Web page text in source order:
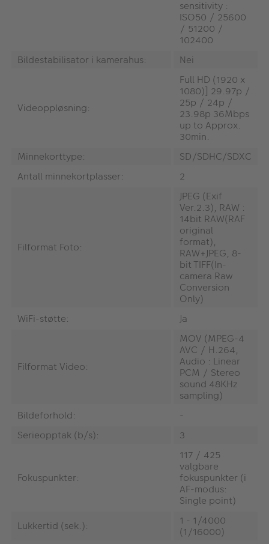
sensitivity :
ISO50 / 25600
/ 51200 /
102400
Bildestabilisator i kamerahus:
Nei
Videoppløsning:
Full HD (1920 x
1080)] 29.97p /
25p / 24p /
23.98p 36Mbps
up to Approx.
30min.
Minnekorttype:
SD/SDHC/SDXC
Antall minnekortplasser:
2
Filformat Foto:
JPEG (Exif
Ver.2.3), RAW :
14bit RAW(RAF
original
format),
RAW+JPEG, 8-
bit TIFF(In-
camera Raw
Conversion
Only)
WiFi-støtte:
Ja
Filformat Video:
MOV (MPEG-4
AVC / H.264,
Audio : Linear
PCM / Stereo
sound 48KHz
sampling)
Bildeforhold:
-
Serieopptak (b/s):
3
Fokuspunkter:
117 / 425
valgbare
fokuspunkter (i
AF-modus:
Single point)
Lukkertid (sek.):
1 - 1/4000
(1/16000)